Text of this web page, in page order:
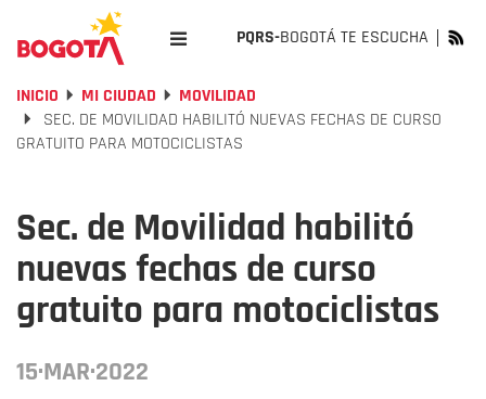
PQRS-BOGOTÁ TE ESCUCHA
INICIO MI CIUDAD
MOVILIDAD
SEC. DE MOVILIDAD HABILITÓ NUEVAS FECHAS DE CURSO
GRATUITO PARA MOTOCICLISTAS
Sec. de Movilidad habilitó
nuevas fechas de curso
gratuito para motociclistas
15·MAR·2022